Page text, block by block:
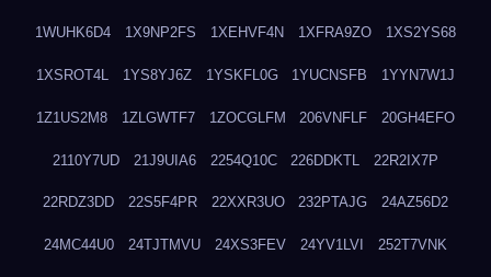
1WUHK6D4 1X9NP2FS 1XEHVF4N 1XFRA9ZO 1XS2YS68
1XSROT4L 1YS8YJ6Z 1YSKFL0G 1YUCNSFB 1YYN7W1J
1Z1US2M8 1ZLGWTF7 1ZOCGLFM 206VNFLF 20GH4EFO
2110Y7UD 21J9UIA6 2254Q10C 226DDKTL 22R2IX7P
22RDZ3DD 22S5F4PR 22XXR3UO 232PTAJG 24AZ56D2
24MC44U0 24TJTMVU 24XS3FEV 24YV1LVI 252T7VNK